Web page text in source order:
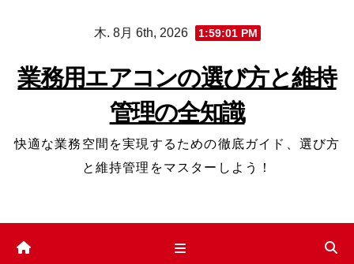
プ
木. 8月 6th, 2026 1:59:02 PM
業務用エアコンの選び方と維持
管理の全知識
快適な業務空間を実現するための徹底ガイド、選び方
と維持管理をマスターしよう！